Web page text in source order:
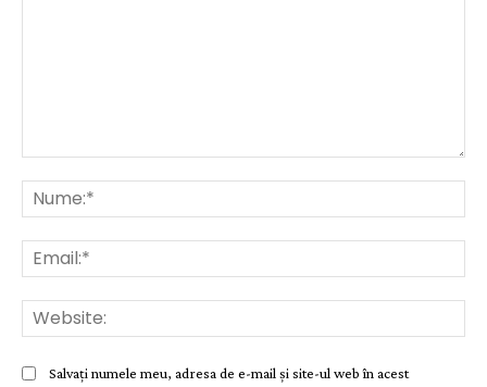
Salvați numele meu, adresa de e-mail și site-ul web în acest